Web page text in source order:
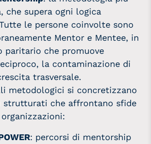
che supera ogni logica
le persone coinvolte sono
Mentor e Mentee, in
paritario che promuove
la contaminazione di
trasversale.
metodologici si concretizzano
strutturati che affrontano sfide
: percorsi di mentorship